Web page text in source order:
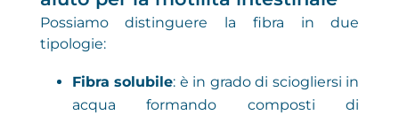
Possiamo distinguere la fibra in due
tipologie:
Fibra solubile: è in grado di sciogliersi in
acqua formando composti di